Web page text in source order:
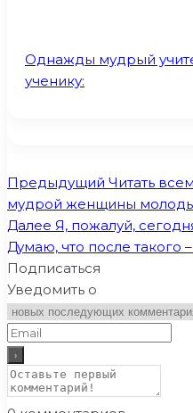
Однажды мудрый
ученику:
Предыдущий Читать
мудрой женщины
Далее Я, пожалуй,
Думаю, что после такого
Подписаться
Уведомить о